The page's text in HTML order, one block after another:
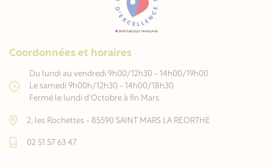
Coordonnées et horaires
Du lundi au vendredi 9h00/12h30 - 14h00/19h00
Le samedi 9h00h/12h30 - 14h00/18h30
Fermé le lundi d'Octobre à fin Mars.
2, les Rochettes - 85590 SAINT MARS LA REORTHE
02 51 57 63 47